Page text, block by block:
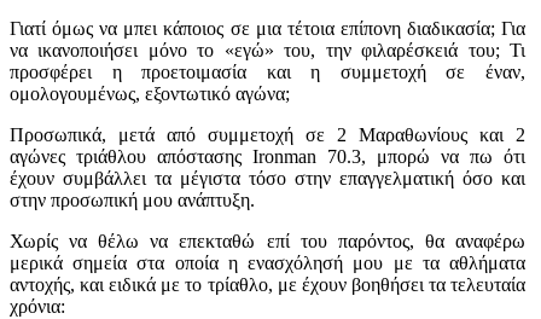
Γιατί όμως να μπει κάποιος σε μια τέτοια επίπονη διαδικασία; Για
να ικανοποιήσει μόνο το «εγώ» του, την φιλαρέσκειά του; Τι
προσφέρει η προετοιμασία και η συμμετοχή σε έναν,
ομολογουμένως, εξοντωτικό αγώνα;
Προσωπικά, μετά από συμμετοχή σε 2 Μαραθωνίους και 2
αγώνες τριάθλου απόστασης Ironman 70.3, μπορώ να πω ότι
έχουν συμβάλλει τα μέγιστα τόσο στην επαγγελματική όσο και
στην προσωπική μου ανάπτυξη.
Χωρίς να θέλω να επεκταθώ επί του παρόντος, θα αναφέρω
μερικά σημεία στα οποία η ενασχόλησή μου με τα αθλήματα
αντοχής, και ειδικά με το τρίαθλο, με έχουν βοηθήσει τα τελευταία
χρόνια: